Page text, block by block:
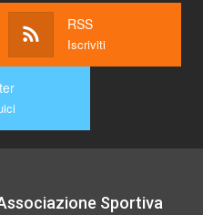
RSS
Iscriviti
Sportiva